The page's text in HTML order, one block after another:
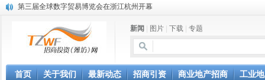
第三届全球数字贸易博览会在浙江杭州开幕
潍坊招商局讯：2024中日韩产业合作发展论坛开幕
昌乐大项目“拔节生长”赋能高质量发展
格润麦尔高端淀粉预混料智能制造项目顺利通过验收
新闻 图片 下载 专题
首页 关于我们 最新动态 招商引资 商业地产招商 工业